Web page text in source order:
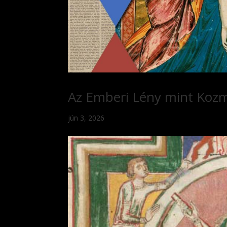
Az Emberi Lény mint
jún 3, 2026